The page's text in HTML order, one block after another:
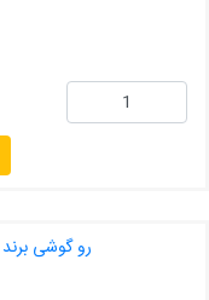
رو گوشی برند Silent مدل SL 1481 (سایلنت)